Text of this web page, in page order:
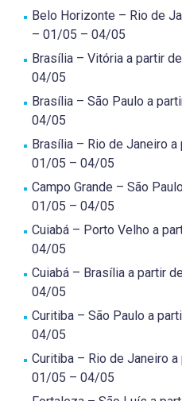
Belo Horizonte – Rio de
– 01/05 – 04/05
Brasília – Vitória a partir
04/05
Brasília – São Paulo a
04/05
Brasília – Rio de Janeiro a
01/05 – 04/05
Campo Grande – São
01/05 – 04/05
Cuiabá – Porto Velho a
04/05
Cuiabá – Brasília a partir
04/05
Curitiba – São Paulo a
04/05
Curitiba – Rio de Janeiro a
01/05 – 04/05